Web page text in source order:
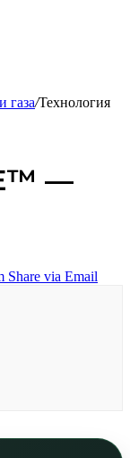
газа/Технология
—
Share via Email